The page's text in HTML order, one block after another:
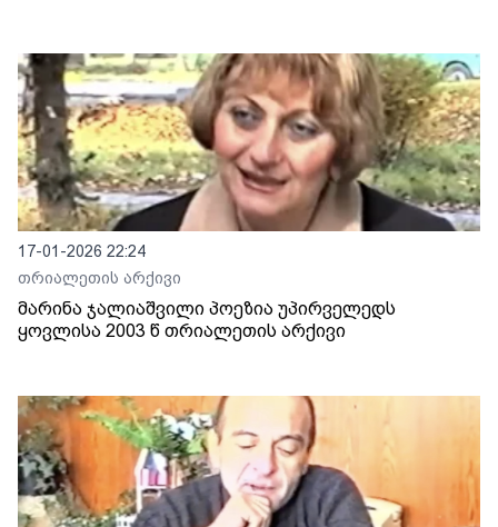
17-01-2026 22:24
თრიალეთის არქივი
მარინა ჯალიაშვილი პოეზია უპირველედს
ყოვლისა 2003 წ თრიალეთის არქივი